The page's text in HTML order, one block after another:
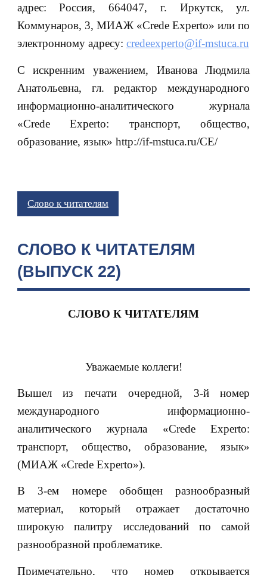
адрес: Россия, 664047, г. Иркутск, ул.
Коммунаров, 3, МИАЖ «Crede Experto» или по
электронному адресу: credeexperto@if-mstuca.ru
С искренним уважением, Иванова Людмила
Анатольевна, гл. редактор международного
информационно-аналитического журнала
«Crede Experto: транспорт, общество,
образование, язык» http://if-mstuca.ru/CE/
Слово к читателям
СЛОВО К ЧИТАТЕЛЯМ
(ВЫПУСК 22)
СЛОВО К ЧИТАТЕЛЯМ
Уважаемые коллеги!
Вышел из печати очередной, 3-й номер
международного информационно-
аналитического журнала «Crede Experto:
транспорт, общество, образование, язык»
(МИАЖ «Crede Experto»).
В 3-ем номере обобщен разнообразный
материал, который отражает достаточно
широкую палитру исследований по самой
разнообразной проблематике.
Примечательно, что номер открывается